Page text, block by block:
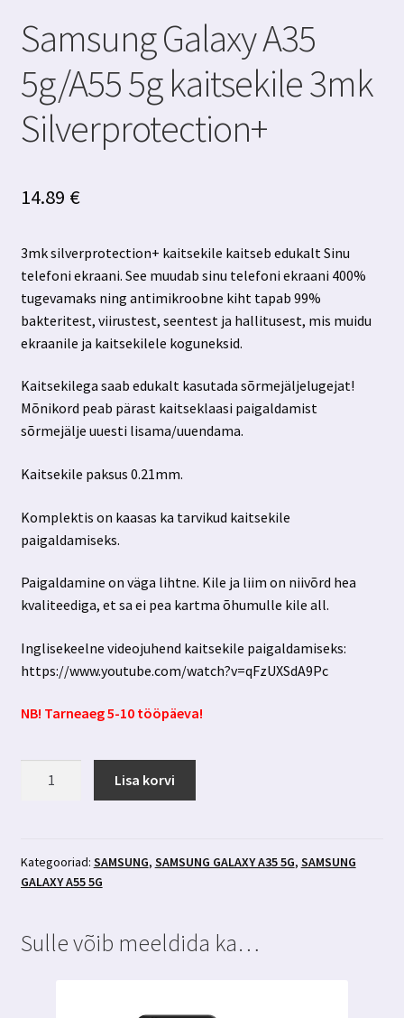
Samsung Galaxy A35
5g/A55 5g kaitsekile 3mk
Silverprotection+
14.89 €
3mk silverprotection+ kaitsekile kaitseb edukalt Sinu
telefoni ekraani. See muudab sinu telefoni ekraani 400%
tugevamaks ning antimikroobne kiht tapab 99%
bakteritest, viirustest, seentest ja hallitusest, mis muidu
ekraanile ja kaitsekilele koguneksid.
Kaitsekilega saab edukalt kasutada sõrmejäljelugejat!
Mõnikord peab pärast kaitseklaasi paigaldamist
sõrmejälje uuesti lisama/uuendama.
Kaitsekile paksus 0.21mm.
Komplektis on kaasas ka tarvikud kaitsekile
paigaldamiseks.
Paigaldamine on väga lihtne. Kile ja liim on niivõrd hea
kvaliteediga, et sa ei pea kartma õhumulle kile all.
Inglisekeelne videojuhend kaitsekile paigaldamiseks:
https://www.youtube.com/watch?v=qFzUXSdA9Pc
NB! Tarneaeg 5-10 tööpäeva!
5g
kaitsekile
kogus
Lisa korvi
Kategooriad: SAMSUNG, SAMSUNG GALAXY A35 5G, SAMSUNG
GALAXY A55 5G
Sulle võib meeldida ka…